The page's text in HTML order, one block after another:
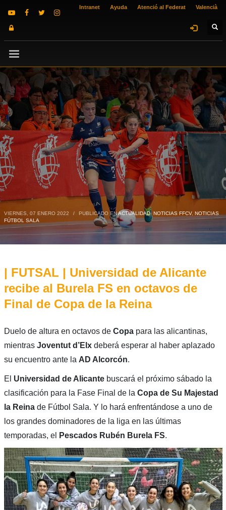
Intranet Ayuda Atenció al Federat Valencià
VIERNES, 07 ENERO 2022 / PUBLICADO ENACTUALIDAD,NOTICIAS FFCV, NOTICIAS
FÚTBOL SALA
| FUTSAL | Universidad de Alicante
recibe al Burela FS en octavos de
Final de Copa de la Reina
Duelo de altura en octavos de Copa para las alicantinas,
mientras Joventut d’Elxdeberá esperar al haber aplazado
su encuentro ante la AD Alcorcón.
El Universidad de Alicantebuscará el próximo sábado la
clasificación para la Fase Final de la Copa de Su Majestad
la Reinade Fútbol Sala. Y lo hará enfrentándose a uno de
los grandes dominadores de la liga en las últimas
temporadas, el
Pescados Rubén Burela FS.